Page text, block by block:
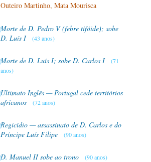
Outeiro Martinho, Mata Mourisca
Morte de D. Pedro V (febre tifóide); sobe
D. Luís I
(43 anos)
Morte de D. Luís I; sobe D. Carlos I
(71
anos)
Ultimato Inglês — Portugal cede territórios
africanos
(72 anos)
Regicídio — assassinato de D. Carlos e do
Príncipe Luís Filipe
(90 anos)
D. Manuel II sobe ao trono (90 anos)